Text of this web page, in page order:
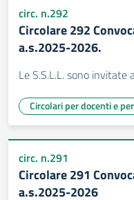
circ. n.292
Circolare 292
a.s.2025-2026.
Le S.S.L.L. sono invitate
Circolari per docenti e
circ. n.291
Circolare 291
a.s.2025-2026